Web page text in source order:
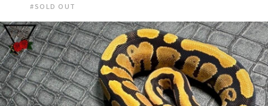
#SOLD OUT